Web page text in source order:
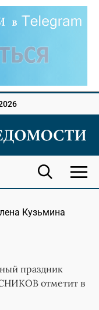
Кузьмина
праздник
отметит в